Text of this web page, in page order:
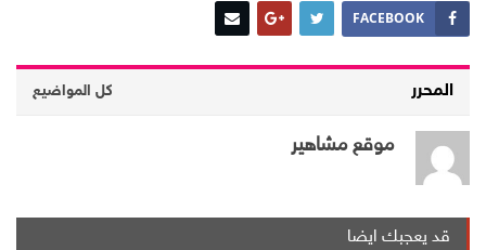
FACEBOOK
المحرر كل المواضيع
موقع مشاهير
قد يعجبك ايضا